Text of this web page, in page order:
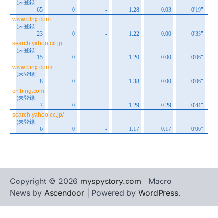
Copyright © 2026 myspystory.com | Macro
News by Ascendoor | Powered by WordPress.